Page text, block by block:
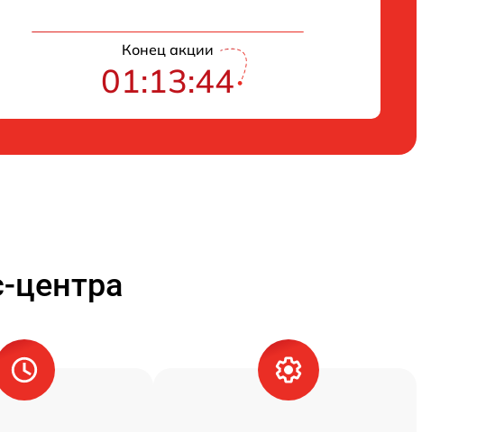
Конец акции
01:13:43
центра